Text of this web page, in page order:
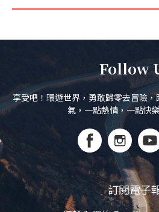
Follow
享受吧！環遊世界，勇敢歸零去冒險
氣，一點熱情，一點快
訂閱電子